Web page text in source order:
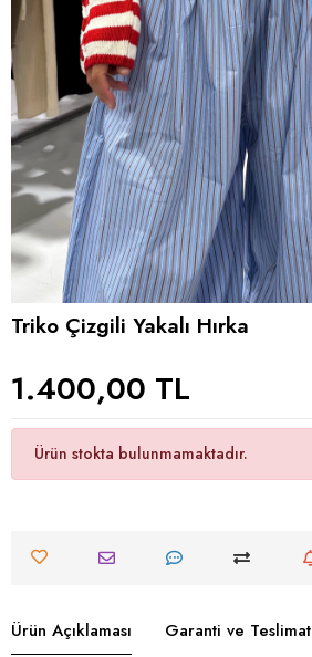
Triko Çizgili Yakalı Hırka
1.400,00 TL
Ürün stokta bulunmamaktadır.
Ürün Açıklaması
Garanti ve Teslimat